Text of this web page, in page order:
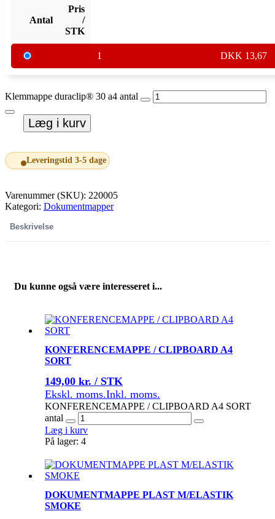
Antal
Pris
/
STK
1 DKK 13,67
Klemmappe duraclip® 30 a4 antal
Læg i kurv
Leveringstid 3-5 dage
Varenummer (SKU): 220005
Kategori: Dokumentmapper
Beskrivelse
Du kunne også være interesseret i...
KONFERENCEMAPPE / CLIPBOARD A4
SORT
149,00 kr. / STK
Ekskl. moms.Inkl. moms.
KONFERENCEMAPPE / CLIPBOARD A4 SORT
antal
Læg i kurv
På lager: 4
DOKUMENTMAPPE PLAST M/ELASTIK
SMOKE